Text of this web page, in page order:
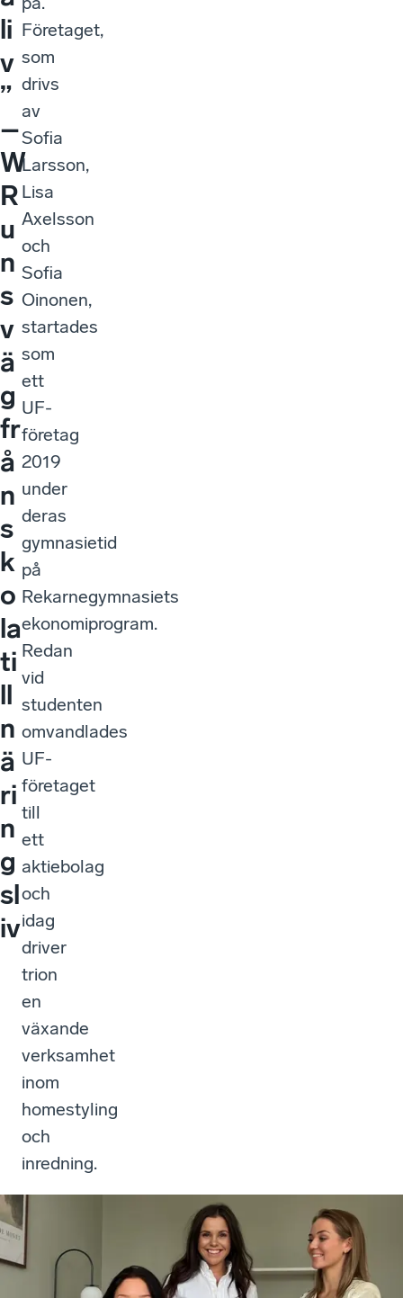
li
v
”
–
W
R
u
n
s
v
ä
g
fr
å
n
s
k
o
la
ti
ll
n
ä
ri
n
g
sl
iv
Företaget,
som
drivs
av
Sofia
Larsson,
Lisa
Axelsson
och
Sofia
Oinonen,
startades
som
ett
UF-
företag
2019
under
deras
gymnasietid
på
Rekarnegymnasiets
ekonomiprogram.
Redan
vid
studenten
omvandlades
UF-
företaget
till
ett
aktiebolag
och
idag
driver
trion
en
växande
verksamhet
inom
homestyling
och
inredning.